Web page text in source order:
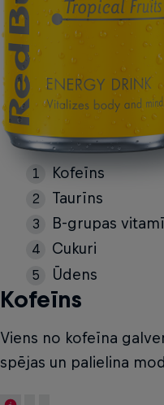
Kofeīns
Taurīns
B-grupas
Cukuri
Ūdens
Kofeīns
Viens no kofeīna
spējas un palielina